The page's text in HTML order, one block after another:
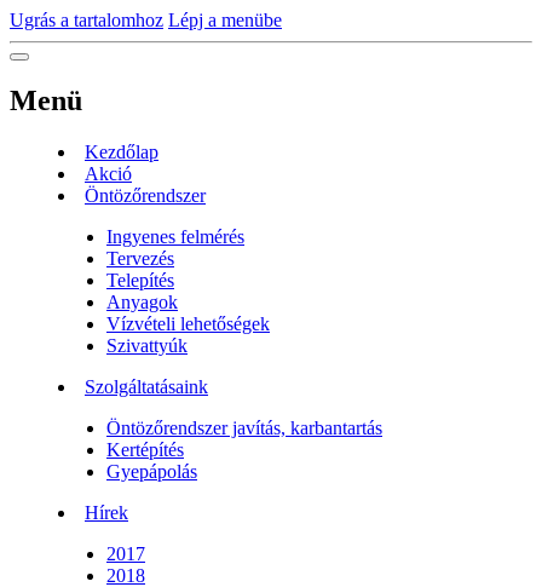
Ugrás a tartalomhoz Lépj a menübe
Menü
Kezdőlap
Akció
Öntözőrendszer
Ingyenes felmérés
Tervezés
Telepítés
Anyagok
Vízvételi lehetőségek
Szivattyúk
Szolgáltatásaink
Öntözőrendszer javítás, karbantartás
Kertépítés
Gyepápolás
Hírek
2017
2018